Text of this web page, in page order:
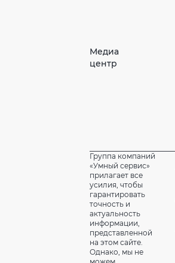
Медиа
центр
Группа компаний
«Умный сервис»
прилагает все
усилия, чтобы
гарантировать
точность и
актуальность
информации,
представленной
на этом сайте.
Однако, мы не